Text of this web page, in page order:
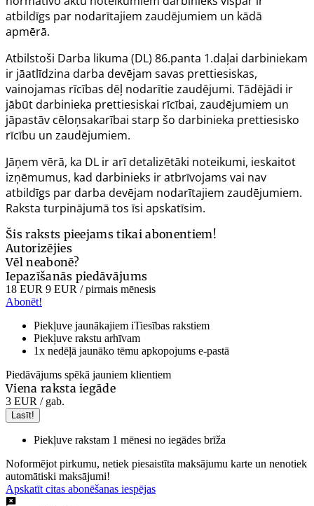
atbildīgs par nodarītajiem zaudējumiem un kādā
apmērā.
Atbilstoši Darba likuma (DL) 86.panta 1.daļai darbiniekam
ir jāatlīdzina darba devējam savas prettiesiskas,
vainojamas rīcības dēļ nodarītie zaudējumi. Tādējādi ir
jābūt darbinieka prettiesiskai rīcībai, zaudējumiem un
jāpastāv cēloņsakarībai starp šo darbinieka prettiesisko
rīcību un zaudējumiem.
Jāņem vērā, ka DL ir arī detalizētāki noteikumi, ieskaitot
izņēmumus, kad darbinieks ir atbrīvojams vai nav
atbildīgs par darba devējam nodarītajiem zaudējumiem.
Raksta turpinājumā tos īsi apskatīsim.
Šis raksts pieejams tikai abonentiem!
Autorizējies
Vēl neabonē?
Iepazīšanās piedāvājums
18 EUR 9 EUR / pirmais mēnesis
Abonēt!
Piekļuve jaunākajiem iTiesības rakstiem
Piekļuve rakstu arhīvam
1x nedēļā jaunāko tēmu apkopojums e-pastā
Piedāvājums spēkā jauniem klientiem
Viena raksta iegāde
3 EUR / gab.
Lasīt!
Piekļuve rakstam 1 mēnesi no iegādes brīža
Noformējot pirkumu, netiek piesaistīta maksājumu karte un nenotiek
automātiski maksājumi!
Apskatīt citas abonēšanas iespējas